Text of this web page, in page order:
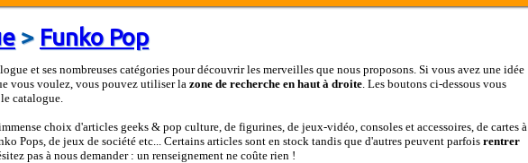
> Funko Pop
et ses nombreuses catégories pour découvrir les merveilles que nous proposons. Si vous avez une idée
vous voulez, vous pouvez utiliser la zone de recherche en haut à droite. Les boutons ci-dessous vous
catalogue.
choix d'articles geeks & pop culture, de figurines, de jeux-vidéo, consoles et accessoires, de cartes à
Pops, de jeux de société etc... Certains articles sont en stock tandis que d'autres peuvent parfois rentrer
pas à nous demander : un renseignement ne coûte rien !